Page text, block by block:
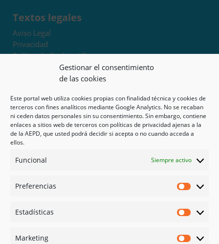
Gestionar el consentimiento
de las cookies
Este portal web utiliza cookies propias con finalidad técnica y cookies de
terceros con fines analíticos mediante Google Analytics. No se recaban
ni ceden datos personales sin su consentimiento. Sin embargo, contiene
enlaces a sitios web de terceros con políticas de privacidad ajenas a la
de la AEPD, que usted podrá decidir si acepta o no cuando acceda a
ellos.
Funcional Siempre activo
Preferencias
Estadísticas
Marketing
Textos legales
Aviso Legal
Privacidad
Política de Cookies UE
Términos y condiciones
Exoneración de responsabilidad
Mapa del sitio
Mi cuenta
Tienda
Psicología en Murcia
Guías
Redes sociales
Instagram
Linked in